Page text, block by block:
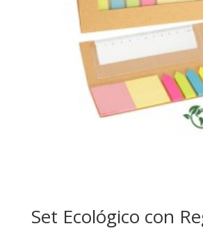
Set Ecológico con